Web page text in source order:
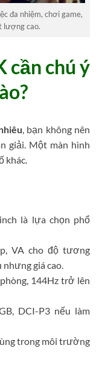
đa nhiệm, chơi game,
lượng cao.
cần chú ý
, bạn không nên
giải. Một màn hình
khác.
là lựa chọn phổ
VA cho độ tương
nhưng giá cao.
144Hz trở lên
DCI-P3 nếu làm
trong môi trường